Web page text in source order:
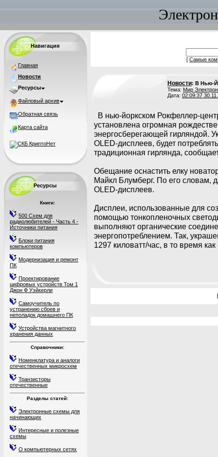
Навигация
Главная
Новости
Ресурсы
Файловый архив
Обратная связь
Карта сайта
Ресурсы
Книги:
500 Схем для
радиолюбителей - Часть 4 -
Источники питания
Блоки питания
компьютеров
Модернизация и ремонт
ПК
Проектирование
цифровых устройств Том 1
Джон Ф Уэйкерли
Самоучитель по
устранению сбоев и
неполадок домашнего ПК
Устройства магнитного
хранения данных
Справочники:
Номенклатура и аналоги
отечественных микросхем
Транзисторы
отечественные
Разделы статей:
Электронные схемы для
начинающих
Интересные и полезные
схемы
О компьютерных сетях
[ Самые
Новости: В Нью-
Тема: Мир
Дата: 02:09:37
В нью-йоркском Рокфеллер-
установлена огромная
энергосберегающей гирляндой.
OLED-дисплеев, будет
традиционная гирлянда,
Обещание оснастить елку
Майкл Блумберг. По его словам,
OLED-дисплеев.
Дисплеи, использованные для
помощью тонкопленочных
выполняют органические
энергопотреблением. Так,
1297 киловатт/час, в то время